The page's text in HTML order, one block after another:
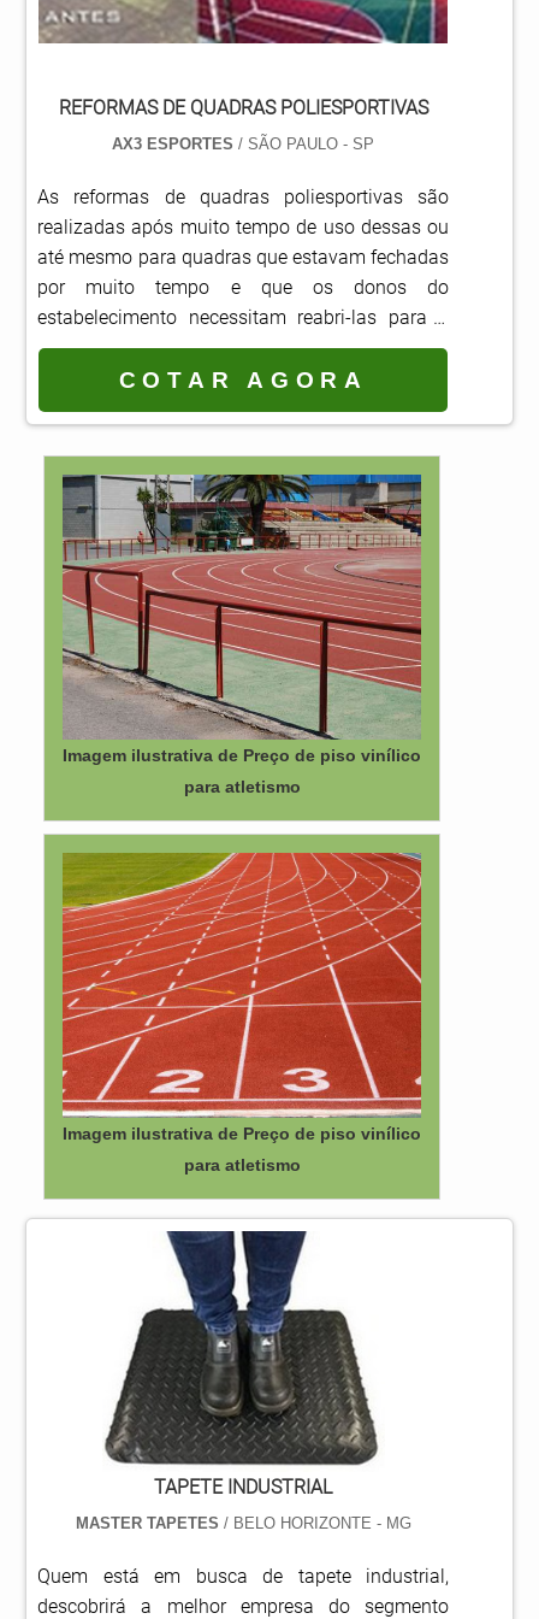
REFORMAS DE QUADRAS POLIESPORTIVAS
AX3 ESPORTES/ SÃO PAULO - SP
As reformas de quadras poliesportivas são
realizadas após muito tempo de uso dessas ou
até mesmo para quadras que estavam fechadas
por muito tempo e que os donos do
estabelecimento necessitam reabri-las para o
público.Serviço atende diferentes
estabelecimentos Clubes; Condomínios; Escolas;
Ginásios; Entre outros estabelecimentos que
Basicamente, durante o período...
COTAR AGORA
Imagem ilustrativa de Preço de piso vinílico
para atletismo
Imagem ilustrativa de Preço de piso vinílico
para atletismo
TAPETE INDUSTRIAL
MASTER TAPETES / BELO HORIZONTE - MG
Quem está em busca de tapete industrial,
descobrirá a melhor empresa do segmento